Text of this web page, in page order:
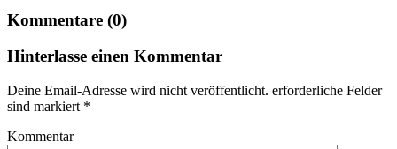
Kommentare (0)
Hinterlasse einen Kommentar
Deine Email-Adresse wird nicht veröffentlicht. erforderliche Felder
sind markiert *
Kommentar